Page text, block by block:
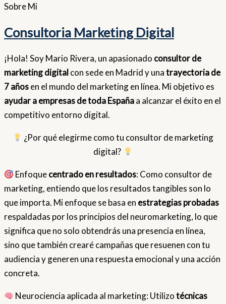
SobreMi
Consultoria Marketing Digital
¡Hola! Soy Mario Rivera, un apasionado consultor de
marketing digitalcon sede en Madrid y unatrayectoria de
7 añosen el mundo del marketing en línea. Mi objetivo es
ayudar a empresas de toda Españaa alcanzar el éxito en el
competitivo entorno digital.
¿Por qué elegirme como tu consultor de marketing
digital?
Enfoquecentrado en resultados: Como consultor de
marketing, entiendo que los resultados tangibles son lo
que importa. Mi enfoque se basa en estrategias probadas
respaldadas por los principios del neuromarketing, lo que
significa que no solo obtendrás una presencia en línea,
sino que también crearé campañas que resuenen con tu
audiencia y generen una respuesta emocional y una acción
concreta.
Neurociencia aplicada al marketing: Utilizotécnicas